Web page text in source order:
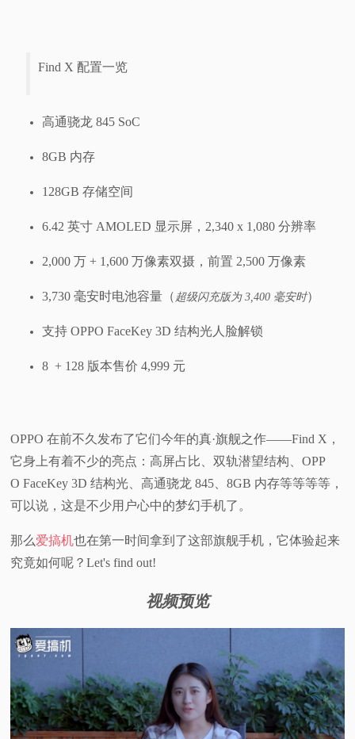
Find X 配置一览
高通骁龙 845 SoC
8GB 内存
128GB 存储空间
6.42 英寸 AMOLED 显示屏，2,340 x 1,080 分辨率
2,000 万 + 1,600 万像素双摄，前置 2,500 万像素
3,730 毫安时电池容量（ 超级闪充版为 3,400 毫安时）
支持 OPPO FaceKey 3D 结构光人脸解锁
8 + 128 版本售价 4,999 元
OPPO 在前不久发布了它们今年的真·旗舰之作——Find X，
它身上有着不少的亮点：高屏占比、双轨潜望结构、OPP
O FaceKey 3D 结构光、高通骁龙 845、8GB 内存等等等等，
可以说，这是不少用户心中的梦幻手机了。
那么爱搞机也在第一时间拿到了这部旗舰手机，它体验起来
究竟如何呢？Let's find out!
视频预览